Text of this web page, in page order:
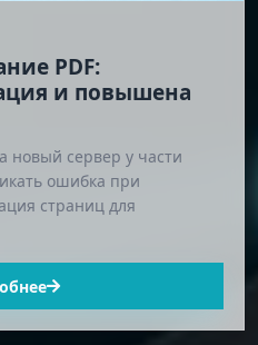
PDF:
и повышена
новый сервер у части
ошибка при
страниц для